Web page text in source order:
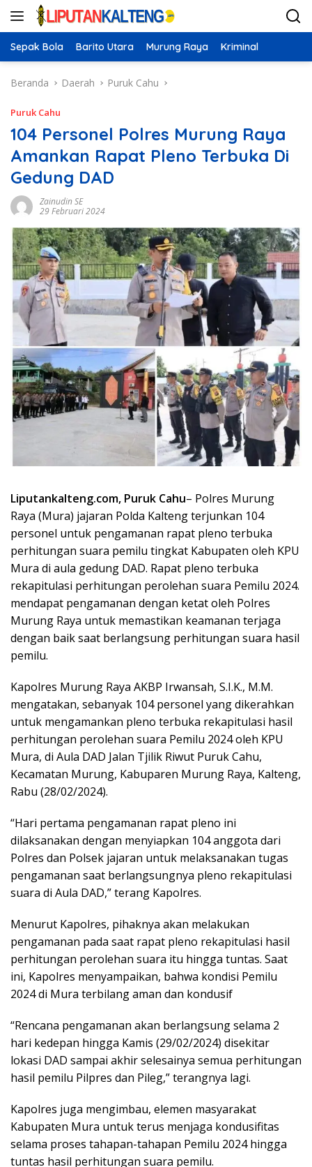
Langsung
Sepak Bola Barito Utara Murung Raya Kriminal
Beranda Daerah Puruk Cahu
Puruk Cahu
104 Personel Polres Murung Raya
Amankan Rapat Pleno Terbuka Di
Gedung DAD
Zainudin SE
29 Februari 2024
Liputankalteng.com, Puruk Cahu– Polres Murung
Raya (Mura) jajaran Polda Kalteng terjunkan 104
personel untuk pengamanan rapat pleno terbuka
perhitungan suara pemilu tingkat Kabupaten oleh KPU
Mura di aula gedung DAD. Rapat pleno terbuka
rekapitulasi perhitungan perolehan suara Pemilu 2024.
mendapat pengamanan dengan ketat oleh Polres
Murung Raya untuk memastikan keamanan terjaga
dengan baik saat berlangsung perhitungan suara hasil
pemilu.
Kapolres Murung Raya AKBP Irwansah, S.I.K., M.M.
mengatakan, sebanyak 104 personel yang dikerahkan
untuk mengamankan pleno terbuka rekapitulasi hasil
perhitungan perolehan suara Pemilu 2024 oleh KPU
Mura, di Aula DAD Jalan Tjilik Riwut Puruk Cahu,
Kecamatan Murung, Kabuparen Murung Raya, Kalteng,
Rabu (28/02/2024).
“Hari pertama pengamanan rapat pleno ini
dilaksanakan dengan menyiapkan 104 anggota dari
Polres dan Polsek jajaran untuk melaksanakan tugas
pengamanan saat berlangsungnya pleno rekapitulasi
suara di Aula DAD,” terang Kapolres.
Menurut Kapolres, pihaknya akan melakukan
pengamanan pada saat rapat pleno rekapitulasi hasil
perhitungan perolehan suara itu hingga tuntas. Saat
ini, Kapolres menyampaikan, bahwa kondisi Pemilu
2024 di Mura terbilang aman dan kondusif
“Rencana pengamanan akan berlangsung selama 2
hari kedepan hingga Kamis (29/02/2024) disekitar
lokasi DAD sampai akhir selesainya semua perhitungan
hasil pemilu Pilpres dan Pileg,” terangnya lagi.
Kapolres juga mengimbau, elemen masyarakat
Kabupaten Mura untuk terus menjaga kondusifitas
selama proses tahapan-tahapan Pemilu 2024 hingga
tuntas hasil perhitungan suara pemilu.